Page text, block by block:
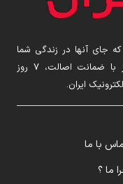
جای آنها در زندگی شما
خالیست! واردکننده مستقیم گجت‌های به‌روز با ضمانت اصالت، ۷ روز
ایران.
با ما
ما ؟